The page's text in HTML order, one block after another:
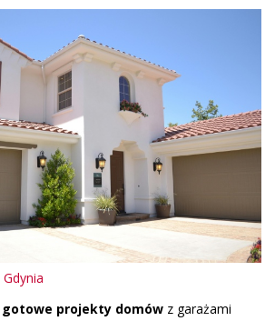
gotowe projekty domów z garażami